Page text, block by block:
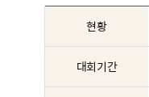
현황
대회기간